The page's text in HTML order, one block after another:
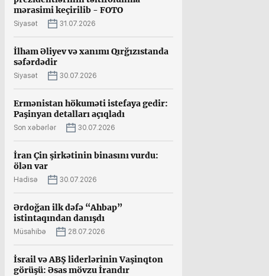
mərasimi keçirilib - FOTO
Siyasət 31.07.2026
İlham Əliyev və xanımı Qırğızıstanda
səfərdədir
Siyasət 30.07.2026
Ermənistan hökuməti istefaya gedir:
Paşinyan detalları açıqladı
Son xəbərlər 30.07.2026
İran Çin şirkətinin binasını vurdu:
ölən var
Hadisə 30.07.2026
Ərdoğan ilk dəfə “Ahbap”
istintaqından danışdı
Müsahibə 28.07.2026
İsrail və ABŞ liderlərinin Vaşinqton
görüşü: Əsas mövzu İrandır